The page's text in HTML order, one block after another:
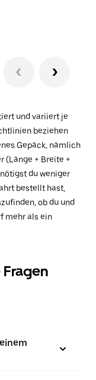
und variiert je
beziehen
Gepäck, nämlich
(Länge + Breite +
du weniger
bestellt hast,
ob du und
mehr als ein